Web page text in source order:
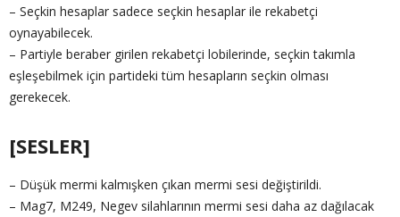
– Seçkin hesaplar sadece seçkin hesaplar ile rekabetçi
oynayabilecek.
– Partiyle beraber girilen rekabetçi lobilerinde, seçkin takımla
eşleşebilmek için partideki tüm hesapların seçkin olması
gerekecek.
[SESLER]
– Düşük mermi kalmışken çıkan mermi sesi değiştirildi.
– Mag7, M249, Negev silahlarının mermi sesi daha az dağılacak